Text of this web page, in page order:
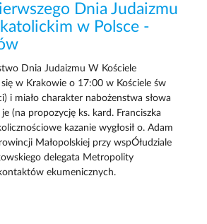
Dnia Judaizmu
w Polsce -
Dnia Judaizmu W Kościele
w Krakowie o 17:00 w Kościele św
i miało charakter nabożenstwa słowa
je (na propozycję ks. kard. Franciszka
kazanie wygłosił o. Adam
Małopolskiej przy wspÓłudziale
delegata Metropolity
ekumenicznych.